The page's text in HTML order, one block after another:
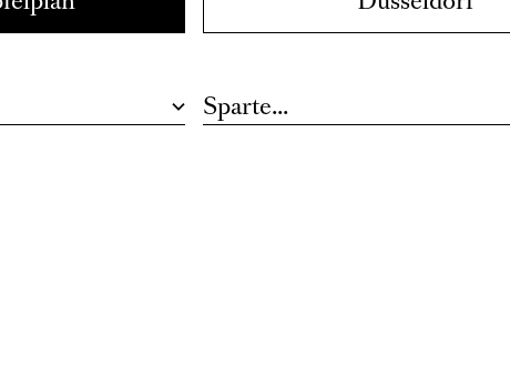
Rhythmen. Riten. Rausch.